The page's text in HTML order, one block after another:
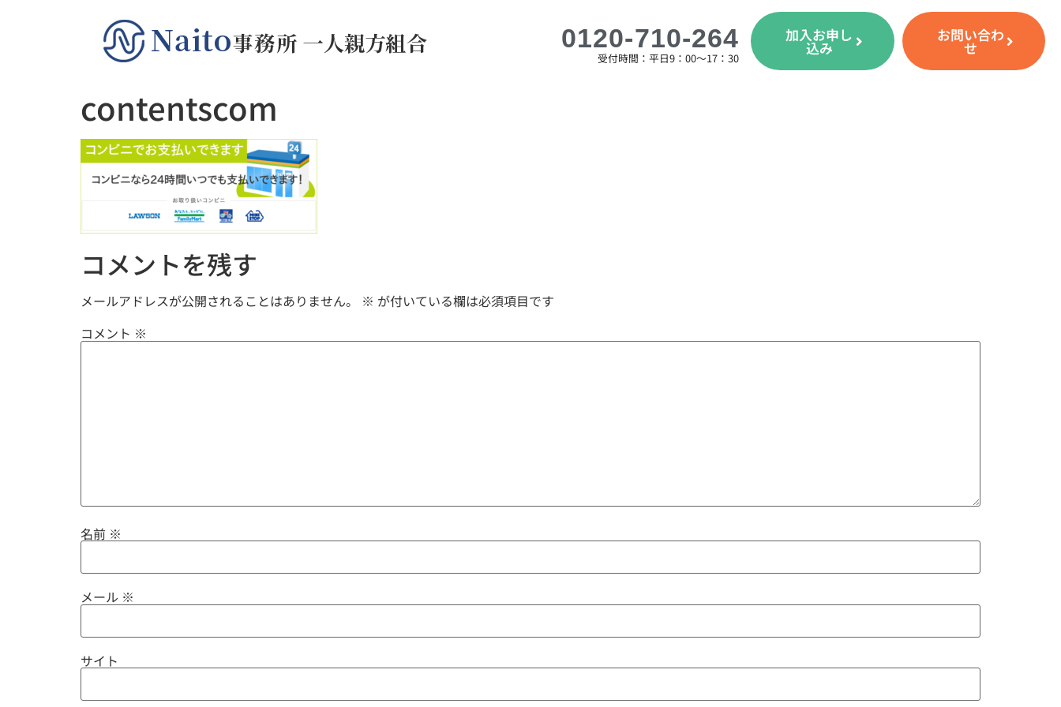
0120-710-264
受付時間：平日9：00〜17：30
加入お申し
込み
お問い合わ
せ
contentscom
コメントを残す
メールアドレスが公開されることはありません。 ※ が付いている欄は必須項目です
コメント ※
名前 ※
メール ※
サイト